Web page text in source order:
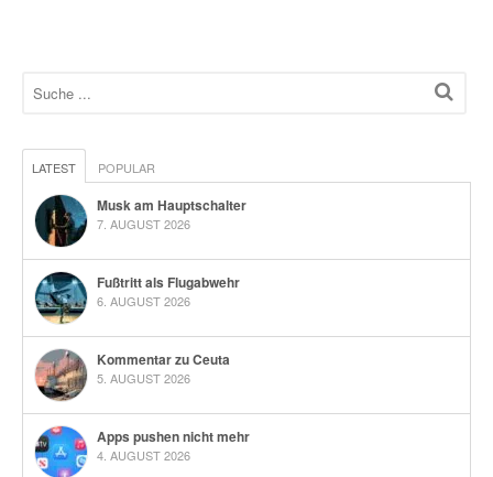
LATEST POPULAR
Musk am Hauptschalter
7. AUGUST 2026
Fußtritt als Flugabwehr
6. AUGUST 2026
Kommentar zu Ceuta
5. AUGUST 2026
Apps pushen nicht mehr
4. AUGUST 2026